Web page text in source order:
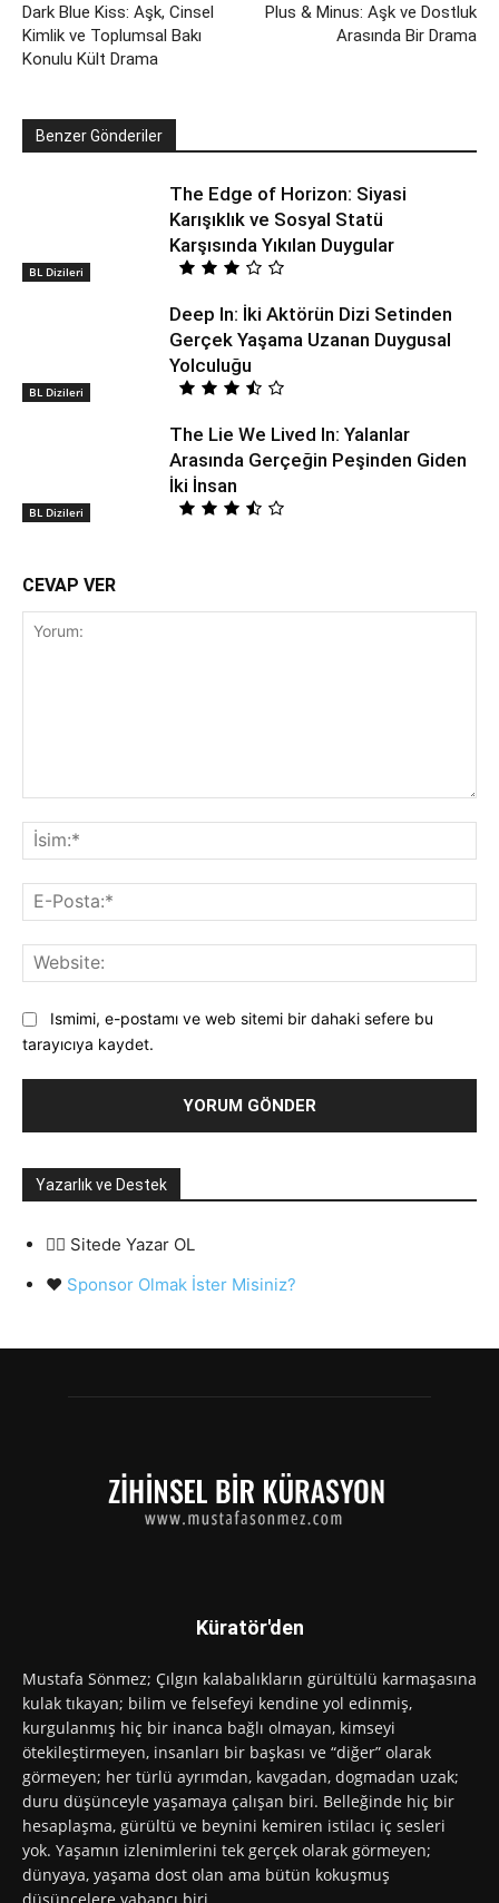
Dark Blue Kiss: Aşk, Cinsel
Kimlik ve Toplumsal Bakı
Konulu Kült Drama
Plus & Minus: Aşk ve Dostluk
Arasında Bir Drama
Benzer Gönderiler
BL Dizileri
The Edge of Horizon: Siyasi
Karışıklık ve Sosyal Statü
Karşısında Yıkılan Duygular
BL Dizileri
Deep In: İki Aktörün Dizi Setinden
Gerçek Yaşama Uzanan Duygusal
Yolculuğu
BL Dizileri
The Lie We Lived In: Yalanlar
Arasında Gerçeğin Peşinden Giden
İki İnsan
CEVAP VER
Ismimi, e-postamı ve web sitemi bir dahaki sefere bu
tarayıcıya kaydet.
Yazarlık ve Destek
✍🏻 Sitede Yazar OL
❤️ Sponsor Olmak İster Misiniz?
Küratör'den
Mustafa Sönmez; Çılgın kalabalıkların gürültülü karmaşasına
kulak tıkayan; bilim ve felsefeyi kendine yol edinmiş,
kurgulanmış hiç bir inanca bağlı olmayan, kimseyi
ötekileştirmeyen, insanları bir başkası ve “diğer” olarak
görmeyen; her türlü ayrımdan, kavgadan, dogmadan uzak;
duru düşünceyle yaşamaya çalışan biri. Belleğinde hiç bir
hesaplaşma, gürültü ve beynini kemiren istilacı iç sesleri
yok. Yaşamın izlenimlerini tek gerçek olarak görmeyen;
dünyaya, yaşama dost olan ama bütün kokuşmuş